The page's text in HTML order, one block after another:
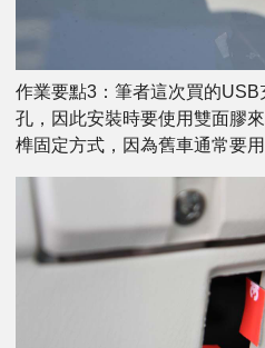
作業要點3：筆者這次買的
孔，因此安裝時要使用雙面膠
榫固定方式，因為舊車通常要